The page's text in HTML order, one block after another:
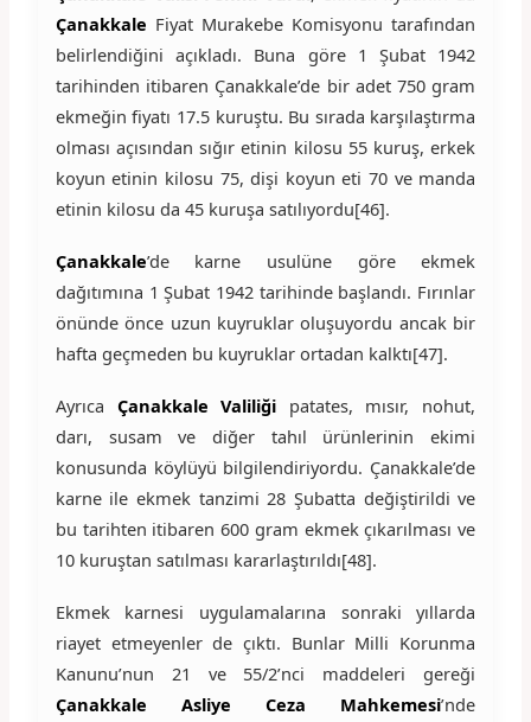
Çanakkale Fiyat Murakebe Komisyonu tarafından
belirlendiğini açıkladı. Buna göre 1 Şubat 1942
tarihinden itibaren Çanakkale’de bir adet 750 gram
ekmeğin fiyatı 17.5 kuruştu. Bu sırada karşılaştırma
olması açısından sığır etinin kilosu 55 kuruş, erkek
koyun etinin kilosu 75, dişi koyun eti 70 ve manda
etinin kilosu da 45 kuruşa satılıyordu[46].
Çanakkale’de karne usulüne göre ekmek
dağıtımına 1 Şubat 1942 tarihinde başlandı. Fırınlar
önünde önce uzun kuyruklar oluşuyordu ancak bir
hafta geçmeden bu kuyruklar ortadan kalktı[47].
Ayrıca Çanakkale Valiliği patates, mısır, nohut,
darı, susam ve diğer tahıl ürünlerinin ekimi
konusunda köylüyü bilgilendiriyordu. Çanakkale’de
karne ile ekmek tanzimi 28 Şubatta değiştirildi ve
bu tarihten itibaren 600 gram ekmek çıkarılması ve
10 kuruştan satılması kararlaştırıldı[48].
Ekmek karnesi uygulamalarına sonraki yıllarda
riayet etmeyenler de çıktı. Bunlar Milli Korunma
Kanunu’nun 21 ve 55/2’nci maddeleri gereği
Çanakkale Asliye Ceza Mahkemesi’nde